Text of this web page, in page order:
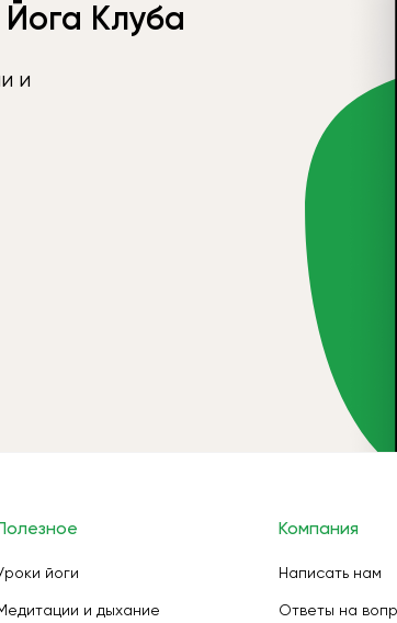
Клуба
и
йоги
и дыхание
Компания
Написать нам
Ответы на